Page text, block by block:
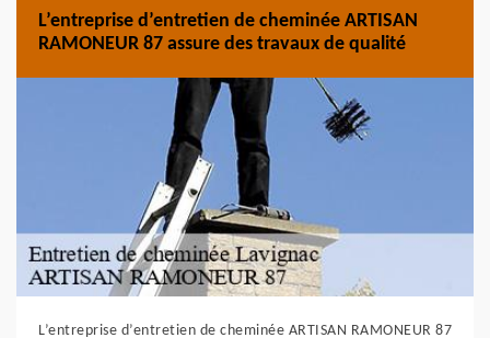
L’entreprise d’entretien de cheminée ARTISAN
RAMONEUR 87 assure des travaux de qualité
L’entreprise d’entretien de cheminée ARTISAN RAMONEUR 87